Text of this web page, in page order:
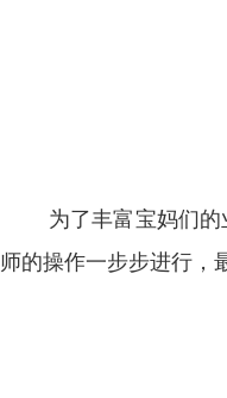
为了丰富宝妈们
师的操作一步步进行，